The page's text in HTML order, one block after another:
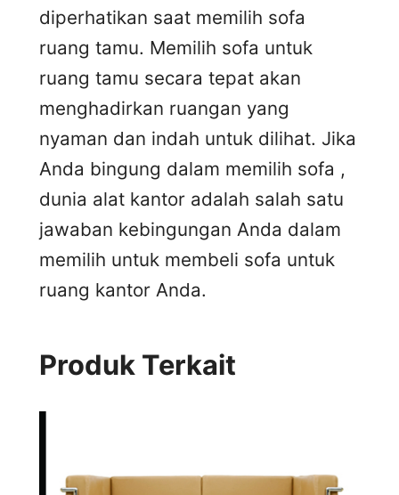
diperhatikan saat memilih sofa
ruang tamu. Memilih sofa untuk
ruang tamu secara tepat akan
menghadirkan ruangan yang
nyaman dan indah untuk dilihat. Jika
Anda bingung dalam memilih sofa ,
dunia alat kantor adalah salah satu
jawaban kebingungan Anda dalam
memilih untuk membeli sofa untuk
ruang kantor Anda.
Produk Terkait